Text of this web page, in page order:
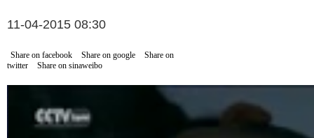
11-04-2015 08:30
Share on facebook Share on google
Share on
twitter
Share on sinaweibo